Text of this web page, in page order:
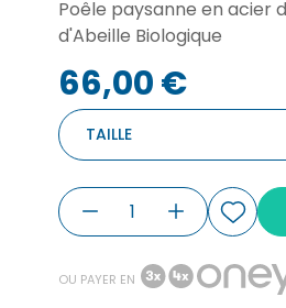
Poêle paysanne en acier
d'Abeille Biologique
66,00 €
TAILLE
OU PAYER EN